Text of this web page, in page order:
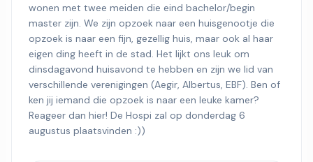
wonen met twee meiden die eind bachelor/begin
master zijn. We zijn opzoek naar een huisgenootje die
opzoek is naar een fijn, gezellig huis, maar ook al haar
eigen ding heeft in de stad. Het lijkt ons leuk om
dinsdagavond huisavond te hebben en zijn we lid van
verschillende verenigingen (Aegir, Albertus, EBF). Ben of
ken jij iemand die opzoek is naar een leuke kamer?
Reageer dan hier! De Hospi zal op donderdag 6
augustus plaatsvinden :))